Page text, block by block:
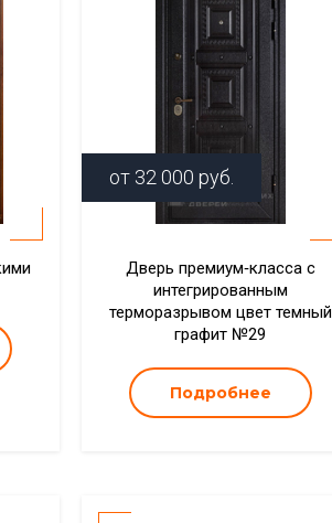
от 32 000 руб.
Дверь премиум‑класса с
интегрированным
терморазрывом цвет темный
графит №29
Подробнее